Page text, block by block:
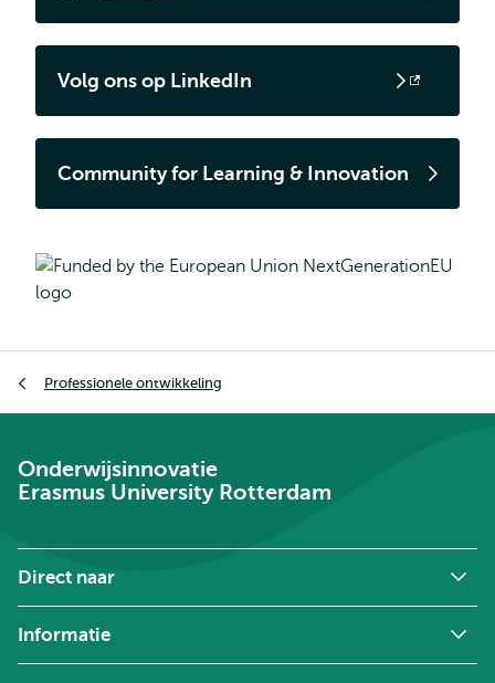
Volg ons op LinkedIn
Opent
extern
Community for Learning & Innovation
Professionele ontwikkeling
Onderwijsinnovatie
Erasmus University Rotterdam
Direct naar
Informatie